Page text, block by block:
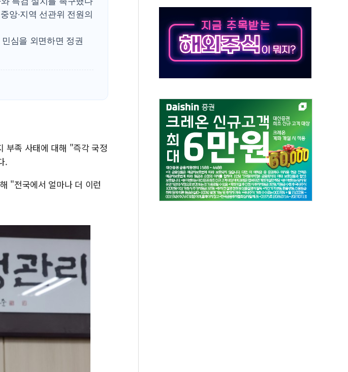
우유자조금, 노인복지관 찾아 어르신 우유 지원 점검
더본코리아 롤링파스타, 파브리 셰프 모델 발탁
4자 연합 균열에 분쟁 재점화 조짐…한미 지배구조 다시 요동
금호석유화학, 2분기 영업익 4배 '껑충'…전부문 약진
앙·지역 선관위 전원의
심을 외면하면 정권
부족 사태에 대해 "즉각 국정
.
"전국에서 얼마나 더 이런